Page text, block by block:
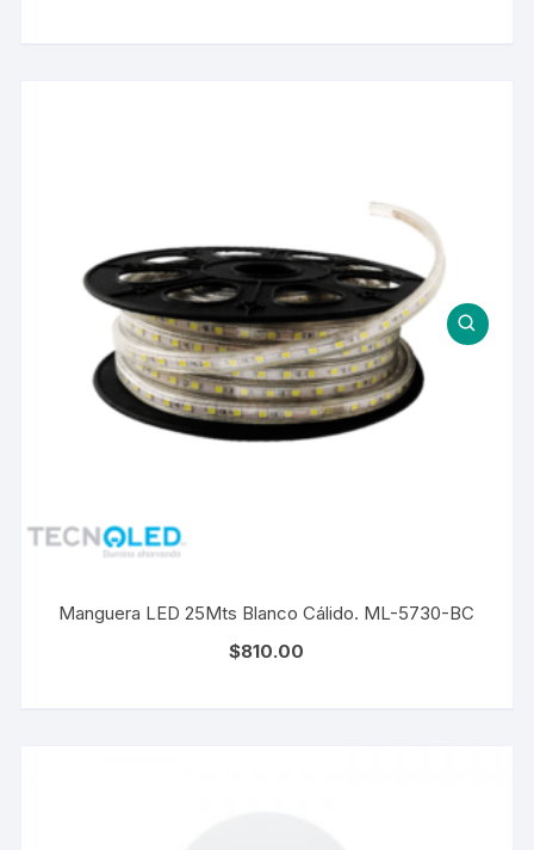
Manguera LED 25Mts Blanco Cálido. ML-5730-BC
$810.00